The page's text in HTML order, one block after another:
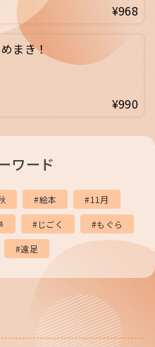
¥968
まき！
¥990
ワード
絵本 11月
じごく もぐら
遠足